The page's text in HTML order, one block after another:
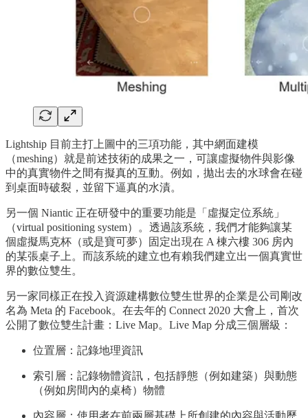
Lightship 目前主打上圖中的三項功能，其中網面建模
（meshing）就是前述技術的成果之一，可讓虛擬物件與影像
中的真實物件之間有擬真的互動。例如，拋出去的水球會在碰
到桌面時破裂，並留下逼真的水漬。
另一個 Niantic 正在研發中的重要功能是「虛擬定位系統」
（virtual positioning system）。透過該系統，我們才能夠讓某
個虛擬馬克杯（或是寶可夢）固定出現在 A 棟六樓 306 房內
的某張桌子上。而該系統的建立也有賴我們建立出一個真實世
界的數位雙生。
另一家同樣正在投入資源建構數位雙生世界的企業是公司剛改
名為 Meta 的 Facebook。在去年的 Connect 2020 大會上，首次
公開了數位雙生計畫：Live Map。Live Map 分成三個層級：
位置層：記錄地理資訊
索引層：記錄物體資訊，包括靜態（例如建築）與動態
（例如房間內的桌椅）物體